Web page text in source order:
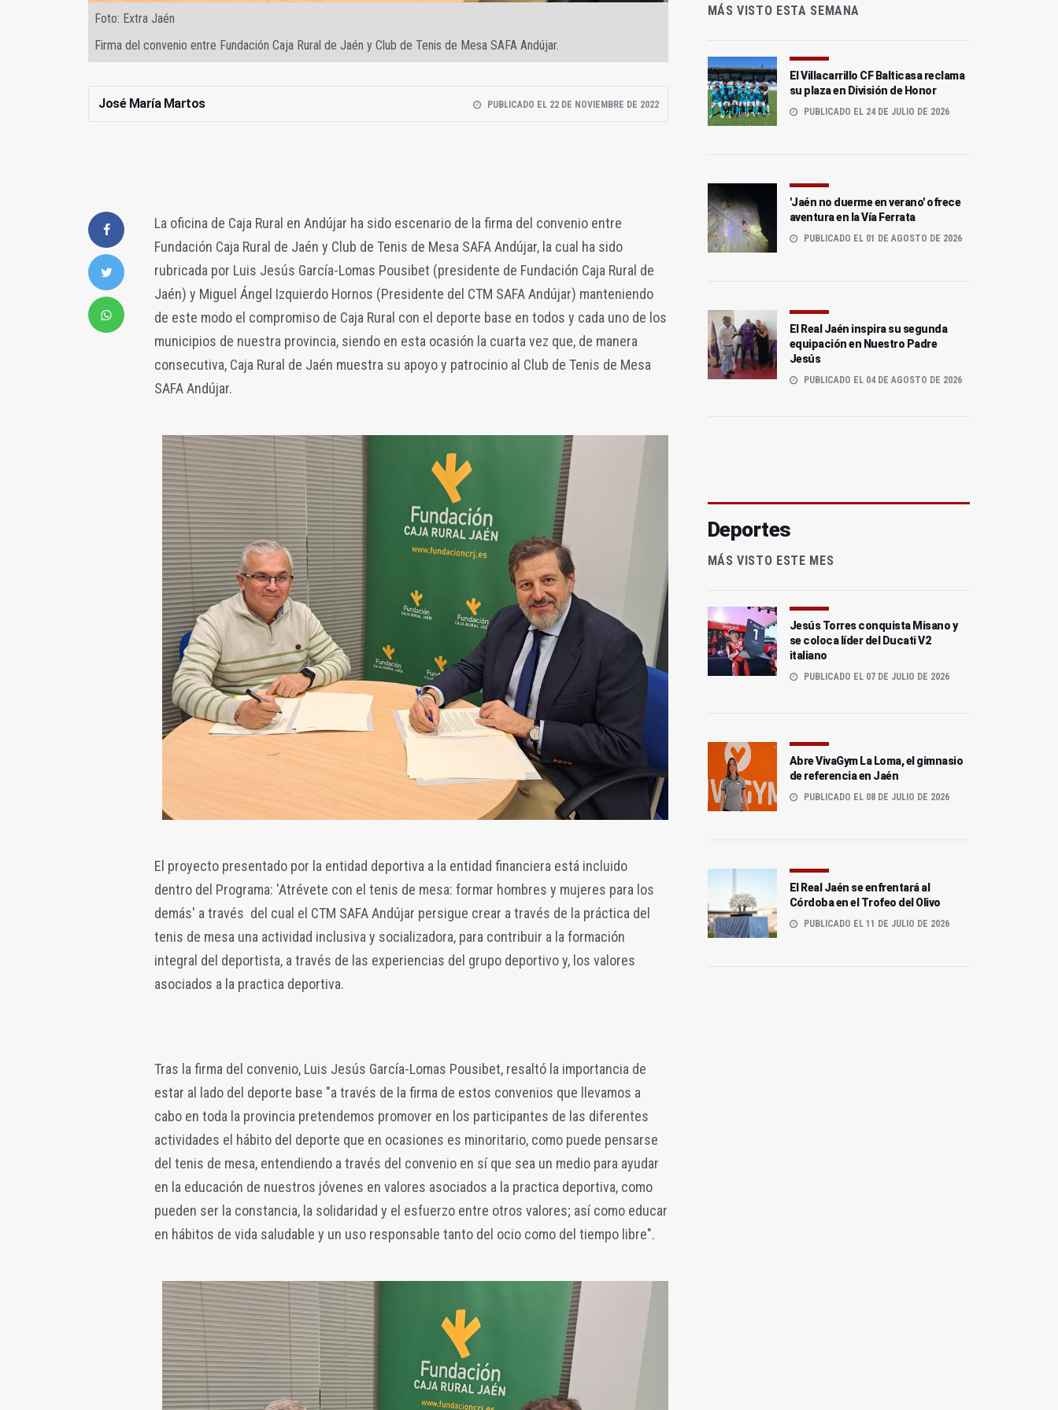
Foto: Extra Jaén
Firma del convenio entre Fundación Caja Rural de Jaén y Club de Tenis de Mesa SAFA Andújar.
José María Martos PUBLICADO EL 22 DE NOVIEMBRE DE 2022
La oficina de Caja Rural en Andújar ha sido escenario de la firma del convenio entre
Fundación Caja Rural de Jaén y Club de Tenis de Mesa SAFA Andújar, la cual ha sido
rubricada por Luis Jesús García-Lomas Pousibet (presidente de Fundación Caja Rural de
Jaén) y Miguel Ángel Izquierdo Hornos (Presidente del CTM SAFA Andújar) manteniendo
de este modo el compromiso de Caja Rural con el deporte base en todos y cada uno de los
municipios de nuestra provincia, siendo en esta ocasión la cuarta vez que, de manera
consecutiva, Caja Rural de Jaén muestra su apoyo y patrocinio al Club de Tenis de Mesa
SAFA Andújar.
El proyecto presentado por la entidad deportiva a la entidad financiera está incluido
dentro del Programa: 'Atrévete con el tenis de mesa: formar hombres y mujeres para los
demás' a través del cual el CTM SAFA Andújar persigue crear a través de la práctica del
tenis de mesa una actividad inclusiva y socializadora, para contribuir a la formación
integral del deportista, a través de las experiencias del grupo deportivo y, los valores
asociados a la practica deportiva.
Tras la firma del convenio, Luis Jesús García-Lomas Pousibet, resaltó la importancia de
estar al lado del deporte base "a través de la firma de estos convenios que llevamos a
cabo en toda la provincia pretendemos promover en los participantes de las diferentes
actividades el hábito del deporte que en ocasiones es minoritario, como puede pensarse
del tenis de mesa, entendiendo a través del convenio en sí que sea un medio para ayudar
en la educación de nuestros jóvenes en valores asociados a la practica deportiva, como
pueden ser la constancia, la solidaridad y el esfuerzo entre otros valores; así como educar
en hábitos de vida saludable y un uso responsable tanto del ocio como del tiempo libre".
MÁS VISTO ESTA SEMANA
El Villacarrillo CF Balticasa reclama
su plaza en División de Honor
PUBLICADO EL 24 DE JULIO DE 2026
'Jaén no duerme en verano' ofrece
aventura en la Vía Ferrata
PUBLICADO EL 01 DE AGOSTO DE 2026
El Real Jaén inspira su segunda
equipación en Nuestro Padre
Jesús
PUBLICADO EL 04 DE AGOSTO DE 2026
Deportes
MÁS VISTO ESTE MES
Jesús Torres conquista Misano y
se coloca líder del Ducati V2
italiano
PUBLICADO EL 07 DE JULIO DE 2026
Abre VivaGym La Loma, el gimnasio
de referencia en Jaén
PUBLICADO EL 08 DE JULIO DE 2026
El Real Jaén se enfrentará al
Córdoba en el Trofeo del Olivo
PUBLICADO EL 11 DE JULIO DE 2026